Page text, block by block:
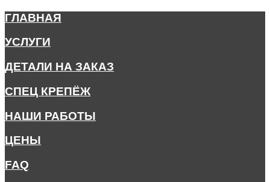
ГЛАВНАЯ
УСЛУГИ
ДЕТАЛИ НА ЗАКАЗ
СПЕЦ КРЕПЁЖ
НАШИ РАБОТЫ
ЦЕНЫ
FAQ